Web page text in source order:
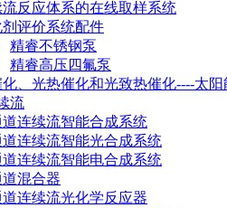
反应体系的在线取样系统
评价系统配件
精睿不锈钢泵
精睿高压四氟泵
、光热催化和光致热催化----太阳
流
连续流智能合成系统
连续流智能光合成系统
连续流智能电合成系统
混合器
连续流光化学反应器